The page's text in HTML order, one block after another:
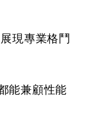
現專業格鬥
能兼顧性能